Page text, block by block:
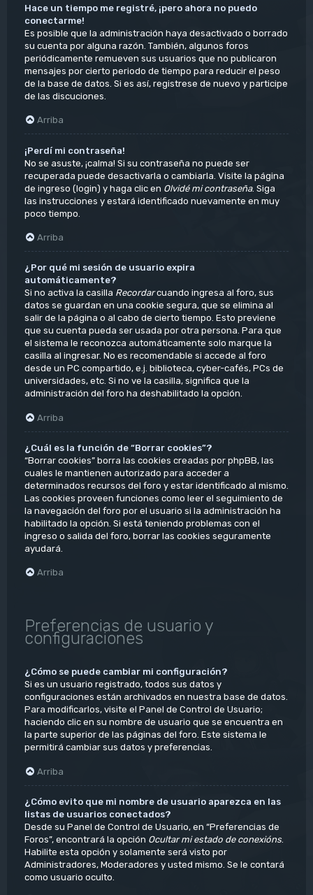
Hace un tiempo me registré, ¡pero ahora no puedo
conectarme!
Es posible que la administración haya desactivado o borrado
su cuenta por alguna razón. También, algunos foros
periódicamente remueven sus usuarios que no publicaron
mensajes por cierto periodo de tiempo para reducir el peso
de la base de datos. Si es así, registrese de nuevo y participe
de las discuciones.
Arriba
¡Perdí mi contraseña!
No se asuste, ¡calma! Si su contraseña no puede ser
recuperada puede desactivarla o cambiarla. Visite la página
de ingreso (login) y haga clic en Olvidé mi contraseña. Siga
las instrucciones y estará identificado nuevamente en muy
poco tiempo.
Arriba
¿Por qué mi sesión de usuario expira
automáticamente?
Si no activa la casilla Recordarcuando ingresa al foro, sus
datos se guardan en una cookie segura, que se elimina al
salir de la página o al cabo de cierto tiempo. Esto previene
que su cuenta pueda ser usada por otra persona. Para que
el sistema le reconozca automáticamente solo marque la
casilla al ingresar. No es recomendable si accede al foro
desde un PC compartido, e.j. biblioteca, cyber-cafés, PCs de
universidades, etc. Si no ve la casilla, significa que la
administración del foro ha deshabilitado la opción.
Arriba
¿Cuál es la función de “Borrar cookies”?
“Borrar cookies” borra las cookies creadas por phpBB, las
cuales le mantienen autorizado para acceder a
determinados recursos del foro y estar identificado al mismo.
Las cookies proveen funciones como leer el seguimiento de
la navegación del foro por el usuario si la administración ha
habilitado la opción. Si está teniendo problemas con el
ingreso o salida del foro, borrar las cookies seguramente
ayudará.
Arriba
Preferencias de usuario y
configuraciones
¿Cómo se puede cambiar mi configuración?
Si es un usuario registrado, todos sus datos y
configuraciones están archivados en nuestra base de datos.
Para modificarlos, visite el Panel de Control de Usuario;
haciendo clic en su nombre de usuario que se encuentra en
la parte superior de las páginas del foro. Este sistema le
permitirá cambiar sus datos y preferencias.
Arriba
¿Cómo evito que mi nombre de usuario aparezca en las
listas de usuarios conectados?
Desde su Panel de Control de Usuario, en “Preferencias de
Foros”, encontrará la opción Ocultar mi estado de conexións.
Habilite esta opción y solamente será visto por
Administradores, Moderadores y usted mismo. Se le contará
como usuario oculto.